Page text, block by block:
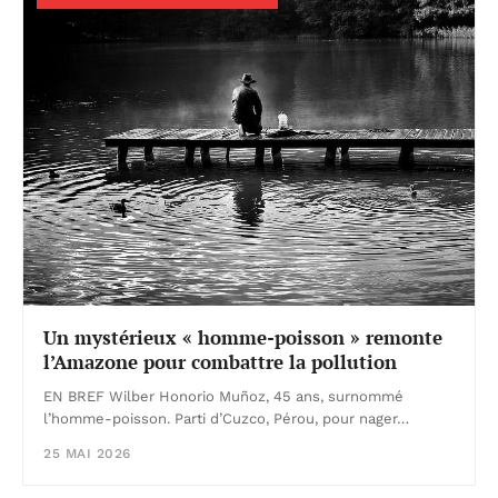
Un mystérieux « homme-poisson » remonte
l’Amazone pour combattre la pollution
EN BREF Wilber Honorio Muñoz, 45 ans, surnommé
l’homme-poisson. Parti d’Cuzco, Pérou, pour nager…
25 MAI 2026